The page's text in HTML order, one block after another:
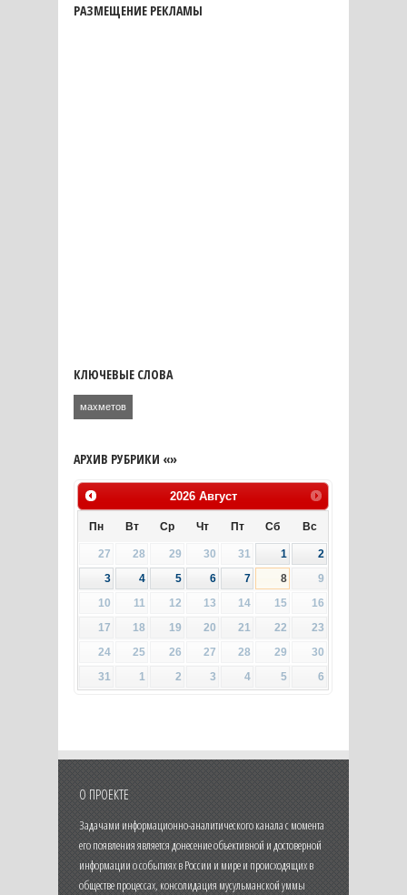
РАЗМЕЩЕНИЕ РЕКЛАМЫ
КЛЮЧЕВЫЕ СЛОВА
махметов
АРХИВ РУБРИКИ «»
2026 Август
Пн Вт Ср Чт Пт Сб Вс
27 28 29 30 31 1
2
3
4 5 6 7 8
9
10
11 12 13 14 15
16
17
18 19 20 21 22
23
24
25 26 27 28 29
30
31
1 2 3 4 5 6
О ПРОЕКТЕ
Задачами информационно-аналитического канала с момента
его появления является донесение объективной и достоверной
информации о событиях в России и мире и происходящих в
обществе процессах, консолидация мусульманской уммы